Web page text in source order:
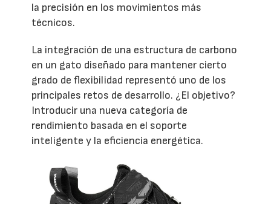
la precisión en los movimientos más
técnicos.
La integración de una estructura de carbono
en un gato diseñado para mantener cierto
grado de flexibilidad representó uno de los
principales retos de desarrollo. ¿El objetivo?
Introducir una nueva categoría de
rendimiento basada en el soporte
inteligente y la eficiencia energética.